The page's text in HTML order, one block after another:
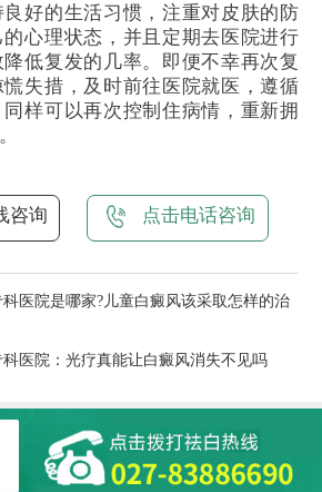
好的生活习惯，注重对皮肤的防
心理状态，并且定期去医院进行
低复发的几率。即便不幸再次复
失措，及时前往医院就医，遵循
样可以再次控制住病情，重新拥
咨询 点击电话咨询
医院是哪家?儿童白癜风该采取怎样的治
医院：光疗真能让白癜风消失不见吗